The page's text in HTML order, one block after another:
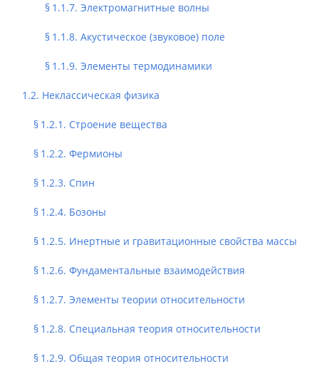
§ 1.1.7. Электромагнитные волны
§ 1.1.8. Акустическое (звуковое) поле
§ 1.1.9. Элементы термодинамики
1.2. Неклассическая физика
§ 1.2.1. Строение вещества
§ 1.2.2. Фермионы
§ 1.2.3. Спин
§ 1.2.4. Бозоны
§ 1.2.5. Инертные и гравитационные свойства массы
§ 1.2.6. Фундаментальные взаимодействия
§ 1.2.7. Элементы теории относительности
§ 1.2.8. Специальная теория относительности
§ 1.2.9. Общая теория относительности